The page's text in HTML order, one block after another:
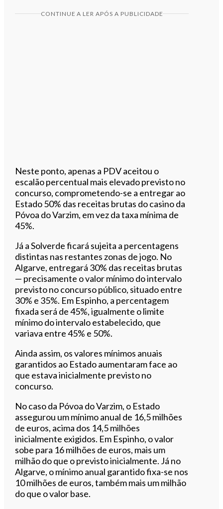
CONTINUE A LER APÓS A PUBLICIDADE
Neste ponto, apenas a PDV aceitou o
escalão percentual mais elevado previsto no
concurso, comprometendo-se a entregar ao
Estado 50% das receitas brutas do casino da
Póvoa do Varzim, em vez da taxa mínima de
45%.
Já a Solverde ficará sujeita a percentagens
distintas nas restantes zonas de jogo. No
Algarve, entregará 30% das receitas brutas
— precisamente o valor mínimo do intervalo
previsto no concurso público, situado entre
30% e 35%. Em Espinho, a percentagem
fixada será de 45%, igualmente o limite
mínimo do intervalo estabelecido, que
variava entre 45% e 50%.
Ainda assim, os valores mínimos anuais
garantidos ao Estado aumentaram face ao
que estava inicialmente previsto no
concurso.
No caso da Póvoa do Varzim, o Estado
assegurou um mínimo anual de 16,5 milhões
de euros, acima dos 14,5 milhões
inicialmente exigidos. Em Espinho, o valor
sobe para 16 milhões de euros, mais um
milhão do que o previsto inicialmente. Já no
Algarve, o mínimo anual garantido fixa-se nos
10 milhões de euros, também mais um milhão
do que o valor base.